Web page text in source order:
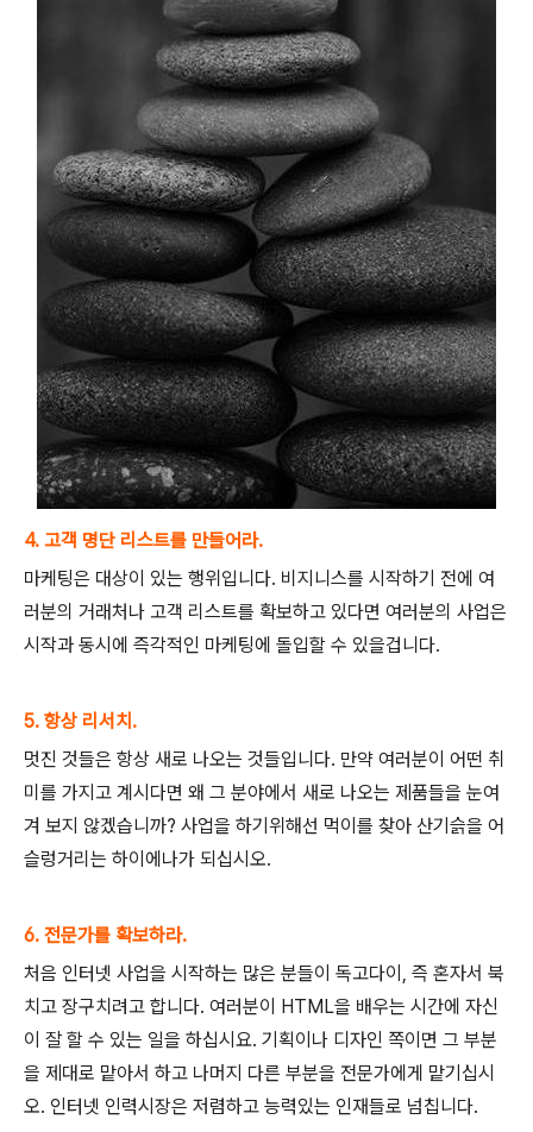
4. 고객 명단 리스트를 만들어라.
마케팅은 대상이 있는 행위입니다. 비지니스를 시작하기 전에 여
러분의 거래처나 고객 리스트를 확보하고 있다면 여러분의 사업은
시작과 동시에 즉각적인 마케팅에 돌입할 수 있을겁니다.
5. 항상 리서치.
멋진 것들은 항상 새로 나오는 것들입니다. 만약 여러분이 어떤 취
미를 가지고 계시다면 왜 그 분야에서 새로 나오는 제품들을 눈여
겨 보지 않겠습니까? 사업을 하기위해선 먹이를 찾아 산기슭을 어
슬렁거리는 하이에나가 되십시오.
6. 전문가를 확보하라.
처음 인터넷 사업을 시작하는 많은 분들이 독고다이, 즉 혼자서 북
치고 장구치려고 합니다. 여러분이 HTML을 배우는 시간에 자신
이 잘 할 수 있는 일을 하십시요. 기획이나 디자인 쪽이면 그 부분
을 제대로 맡아서 하고 나머지 다른 부분을 전문가에게 맡기십시
오. 인터넷 인력시장은 저렴하고 능력있는 인재들로 넘칩니다.